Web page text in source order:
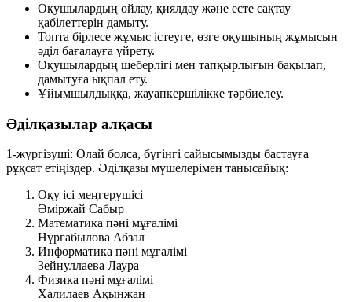
Оқушылардың ойлау, қиялдау және есте сақтау
қабілеттерін дамыту.
Топта бірлесе жұмыс істеуге, өзге оқушының жұмысын
әділ бағалауға үйрету.
Оқушылардың шеберлігі мен тапқырлығын бақылап,
дамытуға ықпал ету.
Ұйымшылдыққа, жауапкершілікке тәрбиелеу.
Әділқазылар алқасы
1-жүргізуші: Олай болса, бүгінгі сайысымызды бастауға
рұқсат етіңіздер. Әділқазы мүшелерімен танысайық:
Оқу ісі меңгерушісі
Әміржай Сабыр
Математика пәні мұғалімі
Нұрғабылова Абзал
Информатика пәні мұғалімі
Зейнуллаева Лаура
Физика пәні мұғалімі
Халилаев Ақынжан